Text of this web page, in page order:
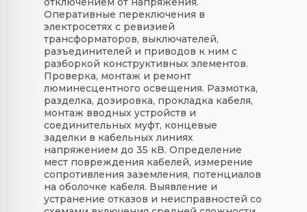
Оперативные переключения в
электросетях с ревизией
трансформаторов, выключателей,
разъединителей и приводов к ним с
разборкой конструктивных элементов.
Проверка, монтаж и ремонт
люминесцентного освещения. Размотка,
разделка, дозировка, прокладка кабеля,
монтаж вводных устройств и
соединительных муфт, концевые
заделки в кабельных линиях
напряжением до 35 кВ. Определение
мест повреждения кабелей, измерение
сопротивления заземления, потенциалов
на оболочке кабеля. Выявление и
устранение отказов и неисправностей со